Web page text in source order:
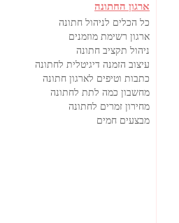
ארגון החתונה
כל הכלים לניהול חתונה
ארגון רשימת מוזמנים
ניהול תקציב חתונה
עיצוב הזמנה דיגיטלית לחתונה
כתבות וטיפים לארגון חתונה
מחשבון כמה לתת לחתונה
מחירון זמרים לחתונה
מבצעים חמים